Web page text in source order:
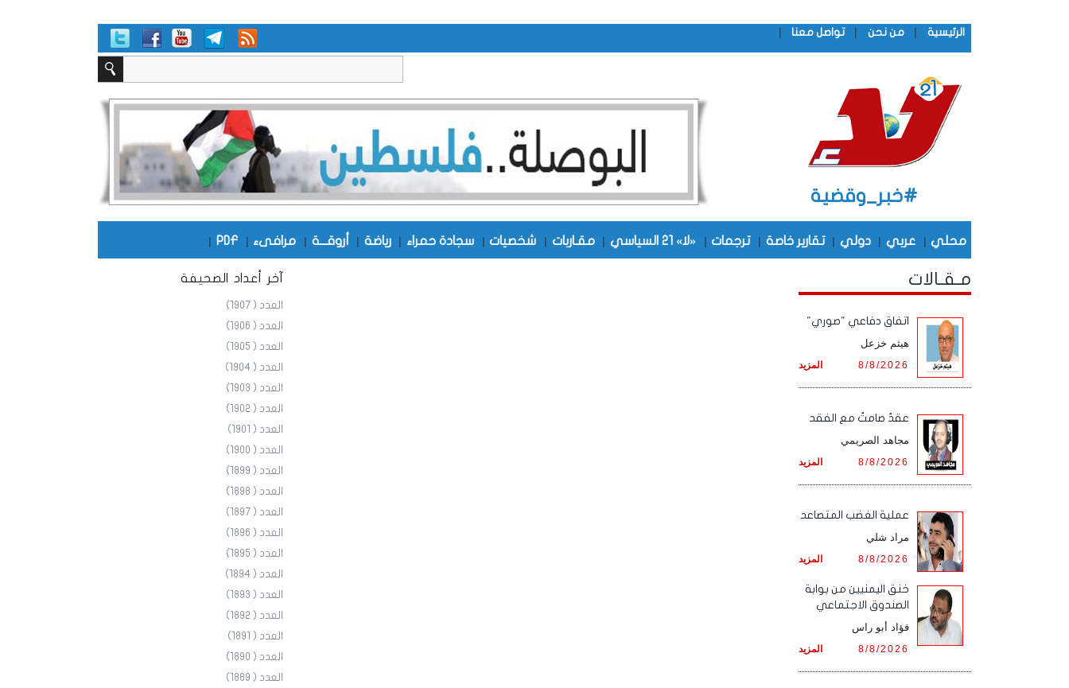
الرئيسية | من نحن | تواصل معنا |
#خبر_وقضية
محلي | عربي | دولي | تقارير خاصة | ترجمات | «لا» 21 السياسي | مقـاربات | شخصيات | سجادة حمراء | رياضة | أروقـــة | مرافىء |
PDF
|
آخر أعداد الصحيفة
العدد ( 1907)
العدد ( 1906)
العدد ( 1905)
العدد ( 1904)
العدد ( 1903)
العدد ( 1902)
العدد ( 1901)
العدد ( 1900)
العدد ( 1899)
العدد ( 1898)
العدد ( 1897)
العدد ( 1896)
العدد ( 1895)
العدد ( 1894)
العدد ( 1893)
العدد ( 1892)
العدد ( 1891)
العدد ( 1890)
العدد ( 1889)
مـقـالات
اتفاق دفاعي "صوري"
هيثم خزعل
المزيد 8/8/2026
عقدٌ صامتٌ مع الفقد
مجاهد الصريمي
المزيد 8/8/2026
‏عملية الغضب المتصاعد
مراد شلي
المزيد 8/8/2026
خنق اليمنيين من بوابة
الصندوق الاجتماعي
فؤاد أبو راس
المزيد 8/8/2026